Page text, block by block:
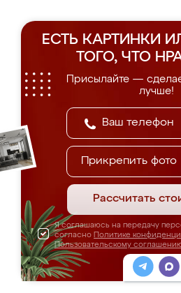
ЕСТЬ КАРТИНКИ
ТОГО, ЧТО
Присылайте —
лучше!
Прикрепить фото
Рассчитать
Я соглашаюсь на передачу
согласно Политике
Пользовательскому